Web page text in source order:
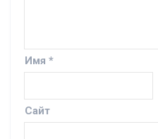
Имя *
Сайт